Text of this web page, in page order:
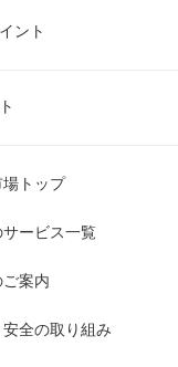
ント
トップ
ービス一覧
案内
全の取り組み